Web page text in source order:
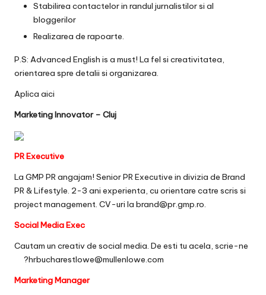
Stabilirea contactelor in randul jurnalistilor si al
bloggerilor
Realizarea de rapoarte.
P.S: Advanced English is a must! La fel si creativitatea,
orientarea spre detalii si organizarea.
Aplica aici
Marketing Innovator – Cluj
PR Executive
La GMP PR angajam! Senior PR Executive in divizia de Brand
PR & Lifestyle. 2-3 ani experienta, cu orientare catre scris si
project management. CV-uri la brand@pr.gmp.ro.
Social Media Exec
Cautam un creativ de social media. De esti tu acela, scrie-ne
?hrbucharestlowe@mullenlowe.com
Marketing Manager